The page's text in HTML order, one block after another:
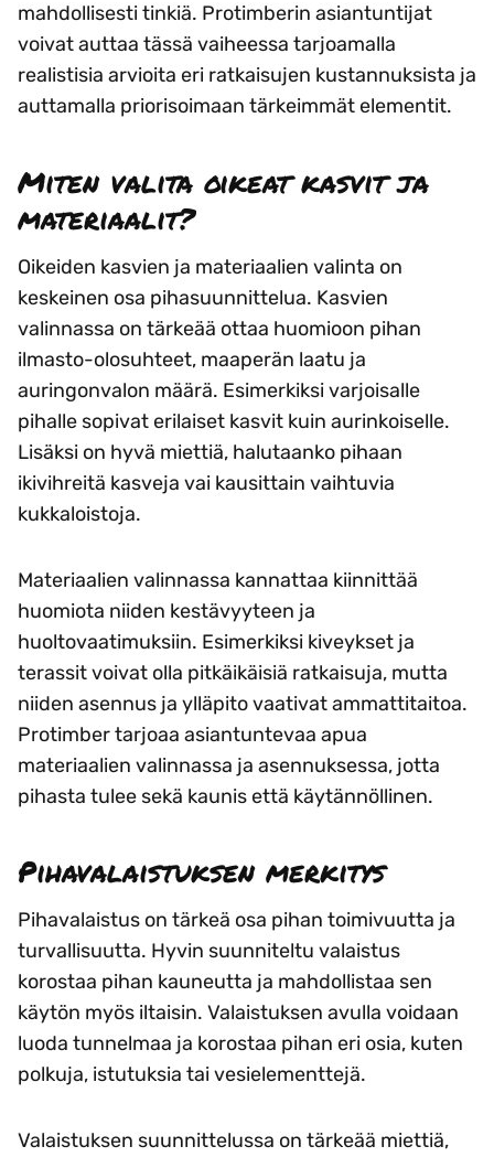
mahdollisesti tinkiä. Protimberin asiantuntijat
voivat auttaa tässä vaiheessa tarjoamalla
realistisia arvioita eri ratkaisujen kustannuksista ja
auttamalla priorisoimaan tärkeimmät elementit.
Miten valita oikeat kasvit ja
materiaalit?
Oikeiden kasvien ja materiaalien valinta on
keskeinen osa pihasuunnittelua. Kasvien
valinnassa on tärkeää ottaa huomioon pihan
ilmasto-olosuhteet, maaperän laatu ja
auringonvalon määrä. Esimerkiksi varjoisalle
pihalle sopivat erilaiset kasvit kuin aurinkoiselle.
Lisäksi on hyvä miettiä, halutaanko pihaan
ikivihreitä kasveja vai kausittain vaihtuvia
kukkaloistoja.
Materiaalien valinnassa kannattaa kiinnittää
huomiota niiden kestävyyteen ja
huoltovaatimuksiin. Esimerkiksi kiveykset ja
terassit voivat olla pitkäikäisiä ratkaisuja, mutta
niiden asennus ja ylläpito vaativat ammattitaitoa.
Protimber tarjoaa asiantuntevaa apua
materiaalien valinnassa ja asennuksessa, jotta
pihasta tulee sekä kaunis että käytännöllinen.
Pihavalaistuksen merkitys
Pihavalaistus on tärkeä osa pihan toimivuutta ja
turvallisuutta. Hyvin suunniteltu valaistus
korostaa pihan kauneutta ja mahdollistaa sen
käytön myös iltaisin. Valaistuksen avulla voidaan
luoda tunnelmaa ja korostaa pihan eri osia, kuten
polkuja, istutuksia tai vesielementtejä.
Valaistuksen suunnittelussa on tärkeää miettiä,